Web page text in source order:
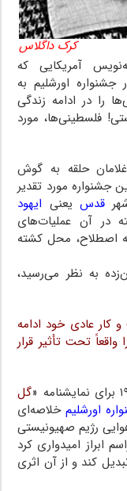
کرک داگلاس
آمریکایی که
در جشنواره اورشلیم به
را در ادامه زندگی
فلسطینی‌ها، مورد
حلقه به گوش
جشنواره مورد تقدیر
قدس یعنی ایهود
۲۲ ماه گذشته در آن عملیات‌های
اصطلاح، محل کشته
به نظر می‌رسید،
کار عادی خود ادامه
تحت تأثیر قرار
گل
اورشلیمخلاصه‌ای
رژیم صهیونیستی
ابراز امیدواری کرد
کند و از آن اثری